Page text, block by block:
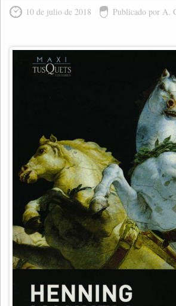
10 de julio de 2018 Publicado por A.